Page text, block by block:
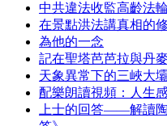
中共違法收監高齡法
在景點洪法講真相的
為他的一念
記在聖塔芭芭拉與丹
天象異常下的三峽大
配樂朗讀視頻：人生
上士的回答——解讀